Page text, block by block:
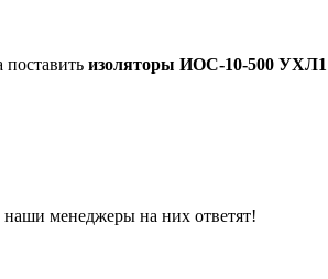
изоляторы ИОС-10-500 УХЛ1
наши менеджеры на них ответят!